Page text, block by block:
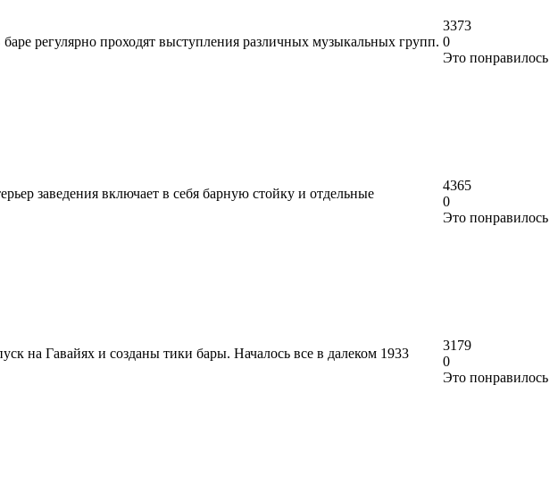
регулярно проходят выступления различных музыкальных групп.
3373
0
Это понравилось
заведения включает в себя барную стойку и отдельные
4365
0
Это понравилось
на Гавайях и созданы тики бары. Началось все в далеком 1933
3179
0
Это понравилось